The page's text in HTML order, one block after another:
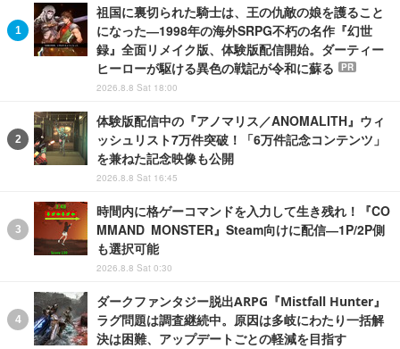
祖国に裏切られた騎士は、王の仇敵の娘を護ること
になった―1998年の海外SRPG不朽の名作『幻世
録』全面リメイク版、体験版配信開始。ダーティー
ヒーローが駆ける異色の戦記が令和に蘇る
PR
2026.8.8 Sat 18:00
体験版配信中の『アノマリス／ANOMALITH』ウィ
ッシュリスト7万件突破！「6万件記念コンテンツ」
を兼ねた記念映像も公開
2026.8.8 Sat 16:45
時間内に格ゲーコマンドを入力して生き残れ！『CO
MMAND MONSTER』Steam向けに配信―1P/2P側
も選択可能
2026.8.8 Sat 0:30
ダークファンタジー脱出ARPG『Mistfall Hunter』
ラグ問題は調査継続中。原因は多岐にわたり一括解
決は困難、アップデートごとの軽減を目指す